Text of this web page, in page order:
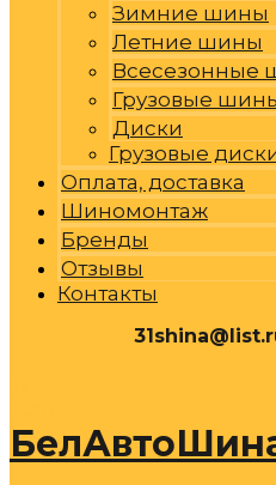
Зимние шины
Летние шины
Всесезонные
Грузовые
Диски
Грузовые
Оплата, доставка
Шиномонтаж
Бренды
Отзывы
Контакты